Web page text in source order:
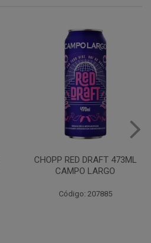
CHOPP RED DRAFT 473ML
CAMPO LARGO
Código: 207885